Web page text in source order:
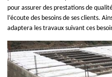
pour assurer des prestations de
l’écoute des besoins de ses clients.
adaptera les travaux suivant ces